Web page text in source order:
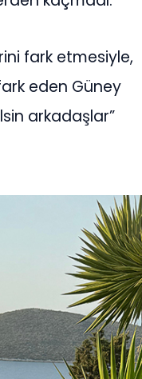
fark etmesiyle,
eden Güney
arkadaşlar”